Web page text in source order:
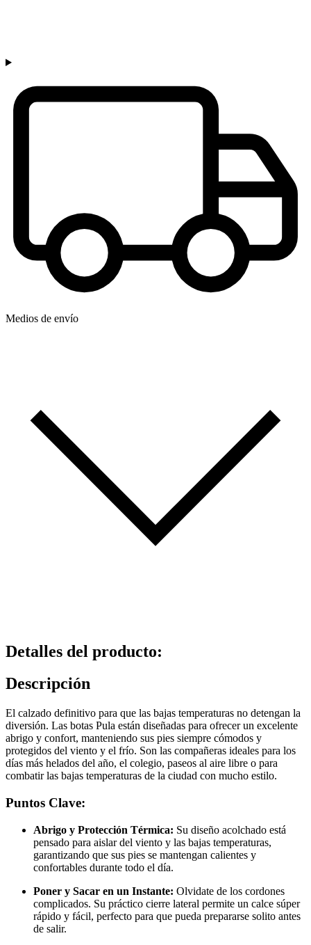
Medios de envío
Detalles del producto:
Descripción
El calzado definitivo para que las bajas temperaturas no detengan la
diversión. Las botas Pula están diseñadas para ofrecer un excelente
abrigo y confort, manteniendo sus pies siempre cómodos y
protegidos del viento y el frío. Son las compañeras ideales para los
días más helados del año, el colegio, paseos al aire libre o para
combatir las bajas temperaturas de la ciudad con mucho estilo.
Puntos Clave:
Abrigo y Protección Térmica: Su diseño acolchado está
pensado para aislar del viento y las bajas temperaturas,
garantizando que sus pies se mantengan calientes y
confortables durante todo el día.
Poner y Sacar en un Instante: Olvidate de los cordones
complicados. Su práctico cierre lateral permite un calce súper
rápido y fácil, perfecto para que pueda prepararse solito antes
de salir.